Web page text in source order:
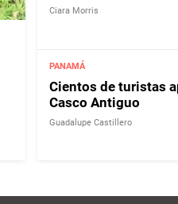
Ciara Morris
PANAMÁ
Cientos de turistas
Casco Antiguo
Guadalupe Castillero